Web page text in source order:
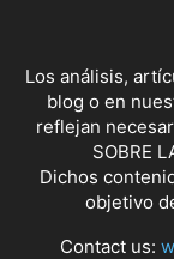
Los análisis,
blog o en
reflejan
SOBRE
Dichos
objetivo
Contact us: